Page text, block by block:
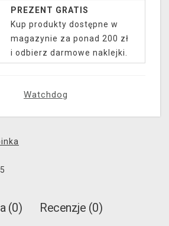
PREZENT GRATIS
Kup produkty dostępne w
magazynie za ponad 200 zł
i odbierz darmowe naklejki.
Watchdog
(0) Recenzje (0)